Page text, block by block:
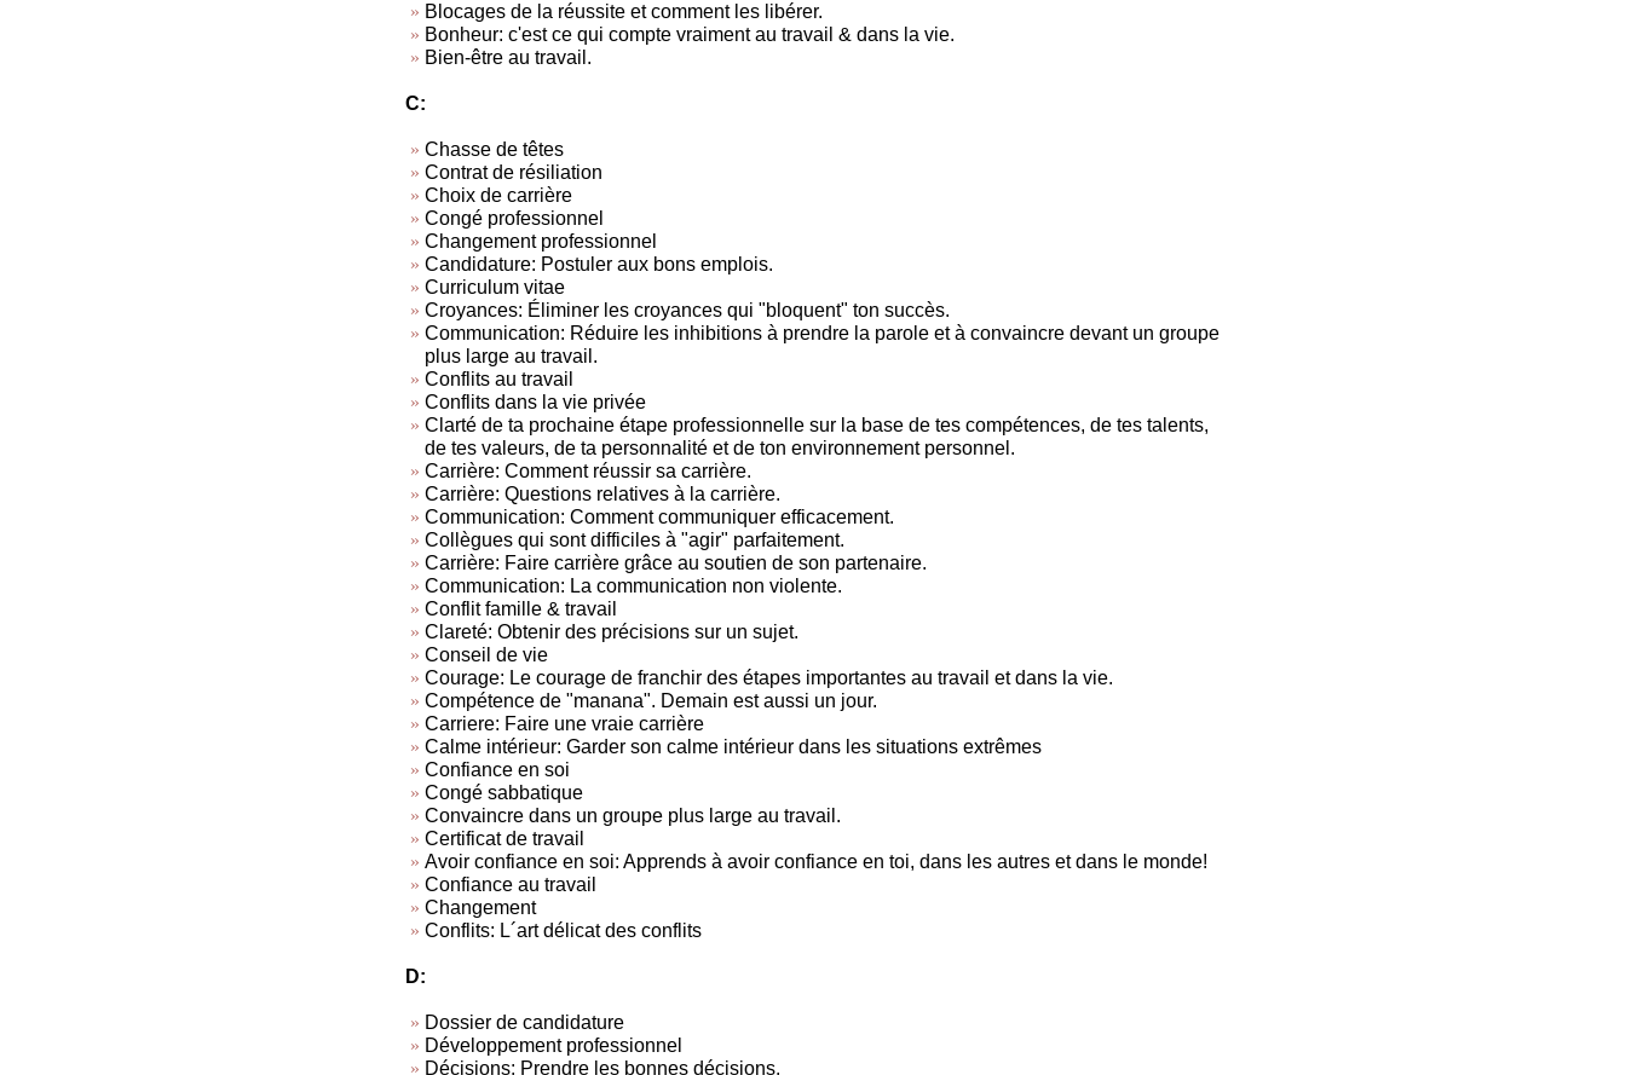
Blocages de la réussite et comment les libérer.
Bonheur: c'est ce qui compte vraiment au travail & dans la vie.
Bien-être au travail.
C:
Chasse de têtes
Contrat de résiliation
Choix de carrière
Congé professionnel
Changement professionnel
Candidature: Postuler aux bons emplois.
Curriculum vitae
Croyances: Éliminer les croyances qui "bloquent" ton succès.
Communication: Réduire les inhibitions à prendre la parole et à convaincre devant un groupe
plus large au travail.
Conflits au travail
Conflits dans la vie privée
Clarté de ta prochaine étape professionnelle sur la base de tes compétences, de tes talents,
de tes valeurs, de ta personnalité et de ton environnement personnel.
Carrière: Comment réussir sa carrière.
Carrière: Questions relatives à la carrière.
Communication: Comment communiquer efficacement.
Collègues qui sont difficiles à "agir" parfaitement.
Carrière: Faire carrière grâce au soutien de son partenaire.
Communication: La communication non violente.
Conflit famille & travail
Clareté: Obtenir des précisions sur un sujet.
Conseil de vie
Courage: Le courage de franchir des étapes importantes au travail et dans la vie.
Compétence de "manana". Demain est aussi un jour.
Carriere: Faire une vraie carrière
Calme intérieur: Garder son calme intérieur dans les situations extrêmes
Confiance en soi
Congé sabbatique
Convaincre dans un groupe plus large au travail.
Certificat de travail
Avoir confiance en soi: Apprends à avoir confiance en toi, dans les autres et dans le monde!
Confiance au travail
Changement
Conflits: L´art délicat des conflits
D:
Dossier de candidature
Développement professionnel
Décisions: Prendre les bonnes décisions.